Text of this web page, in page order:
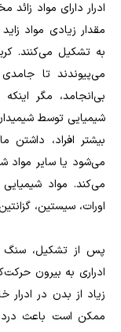
ادرار دارای مواد
مقدار زیادی مواد
به تشکیل می‌کنند.
می‌پیوندند تا
بی‌انجامد، مگر
شیمیایی توسط
بیشتر افراد، داشتن
می‌شود یا سایر مواد
می‌کند. مواد شیمیایی
اورات، سیستین،
پس از تشکیل، سنگ
ادراری به بیرون
زیاد از بدن در
ممکن است باعث درد